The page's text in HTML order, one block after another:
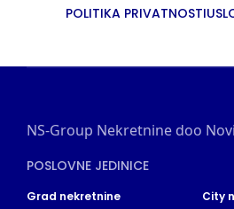
POLITIKA PRIVATNOSTI
NS-Group Nekretnine doo Novi
POSLOVNE JEDINICE
Grad nekretnine
City